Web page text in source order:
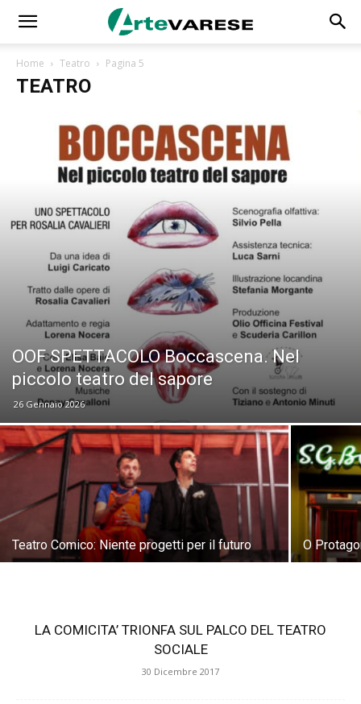
Home Teatro Pagina 5
TEATRO
OOF SPETTACOLO Boccascena. Nel
piccolo teatro del sapore
26 Gennaio 2026
Teatro Comico: Niente progetti per il futuro O
LA COMICITA’ TRIONFA SUL PALCO DEL TEATRO
SOCIALE
30 Dicembre 2017